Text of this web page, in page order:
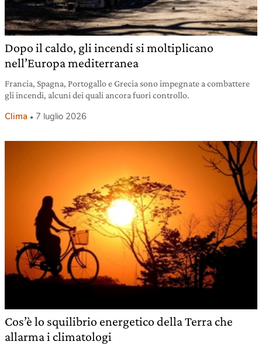
Dopo il caldo, gli incendi si moltiplicano
nell’Europa mediterranea
Francia, Spagna, Portogallo e Grecia sono impegnate a combattere
gli incendi, alcuni dei quali ancora fuori controllo.
Clima 7 luglio 2026
Cos’è lo squilibrio energetico della Terra che
allarma i climatologi